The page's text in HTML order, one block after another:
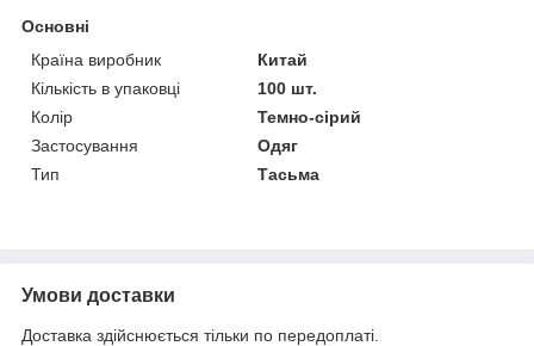
Основні
Країна виробник
Китай
Кількість в упаковці
100 шт.
Колір
Темно-сірий
Застосування
Одяг
Тип
Тасьма
Умови доставки
Доставка здійснюється тільки по передоплаті.